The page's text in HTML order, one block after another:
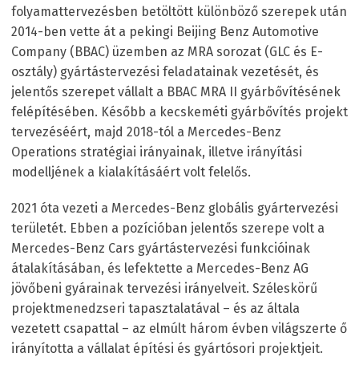
folyamattervezésben betöltött különböző szerepek után
2014-ben vette át a pekingi Beijing Benz Automotive
Company (BBAC) üzemben az MRA sorozat (GLC és E-
osztály) gyártástervezési feladatainak vezetését, és
jelentős szerepet vállalt a BBAC MRA II gyárbővítésének
felépítésében. Később a kecskeméti gyárbővítés projekt
tervezéséért, majd 2018-tól a Mercedes-Benz
Operations stratégiai irányainak, illetve irányítási
modelljének a kialakításáért volt felelős.
2021 óta vezeti a Mercedes-Benz globális gyártervezési
területét. Ebben a pozícióban jelentős szerepe volt a
Mercedes-Benz Cars gyártástervezési funkcióinak
átalakításában, és lefektette a Mercedes-Benz AG
jövőbeni gyárainak tervezési irányelveit. Széleskörű
projektmenedzseri tapasztalatával – és az általa
vezetett csapattal – az elmúlt három évben világszerte ő
irányította a vállalat építési és gyártósori projektjeit.